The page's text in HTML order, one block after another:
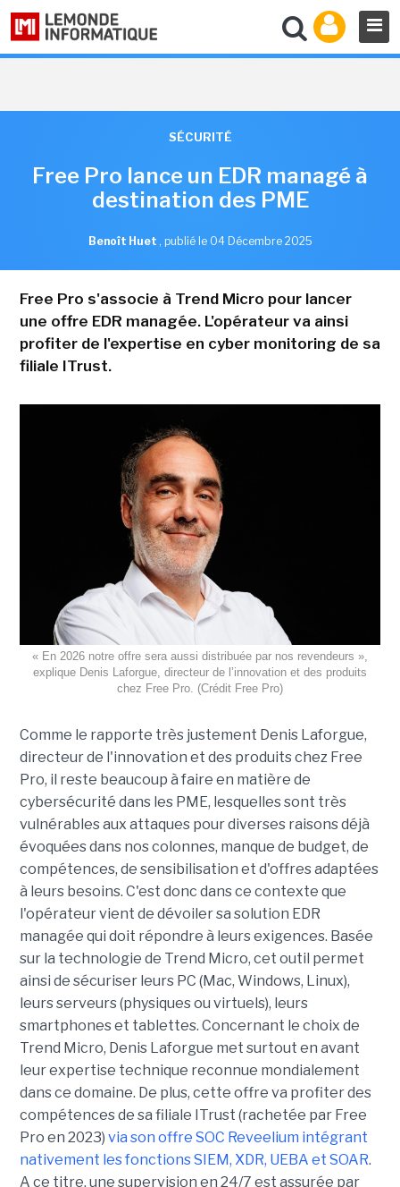
SÉCURITÉ
Free Pro lance un EDR managé à
destination des PME
Benoît Huet , publié le 04 Décembre 2025
Free Pro s'associe à Trend Micro pour lancer
une offre EDR managée. L'opérateur va ainsi
profiter de l'expertise en cyber monitoring de sa
filiale ITrust.
« En 2026 notre offre sera aussi distribuée par nos revendeurs »,
explique Denis Laforgue, directeur de l’innovation et des produits
chez Free Pro. (Crédit Free Pro)
Comme le rapporte très justement Denis Laforgue,
directeur de l'innovation et des produits chez Free
Pro, il reste beaucoup à faire en matière de
cybersécurité dans les PME, lesquelles sont très
vulnérables aux attaques pour diverses raisons déjà
évoquées dans nos colonnes, manque de budget, de
compétences, de sensibilisation et d'offres adaptées
à leurs besoins. C'est donc dans ce contexte que
l'opérateur vient de dévoiler sa solution EDR
managée qui doit répondre à leurs exigences. Basée
sur la technologie de Trend Micro, cet outil permet
ainsi de sécuriser leurs PC (Mac, Windows, Linux),
leurs serveurs (physiques ou virtuels), leurs
smartphones et tablettes. Concernant le choix de
Trend Micro, Denis Laforgue met surtout en avant
leur expertise technique reconnue mondialement
dans ce domaine. De plus, cette offre va profiter des
compétences de sa filiale ITrust (rachetée par Free
Pro en 2023) via son offre SOC Reveelium intégrant
nativement les fonctions SIEM, XDR, UEBA et SOAR.
A ce titre, une supervision en 24/7 est assurée par